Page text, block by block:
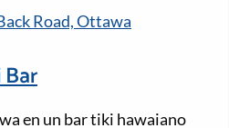
Road, Ottawa
en un bar tiki hawaiano